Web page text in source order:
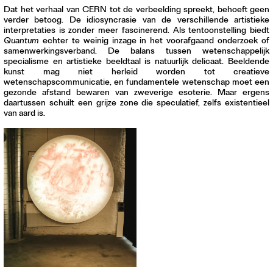
Dat het verhaal van CERN tot de verbeelding spreekt, behoeft geen
verder betoog. De idiosyncrasie van de verschillende artistieke
interpretaties is zonder meer fascinerend. Als tentoonstelling biedt
Quantum echter te weinig inzage in het voorafgaand onderzoek of
samenwerkingsverband. De balans tussen wetenschappelijk
specialisme en artistieke beeldtaal is natuurlijk delicaat. Beeldende
kunst mag niet herleid worden tot creatieve
wetenschapscommunicatie, en fundamentele wetenschap moet een
gezonde afstand bewaren van zweverige esoterie. Maar ergens
daartussen schuilt een grijze zone die speculatief, zelfs existentieel
van aard is.